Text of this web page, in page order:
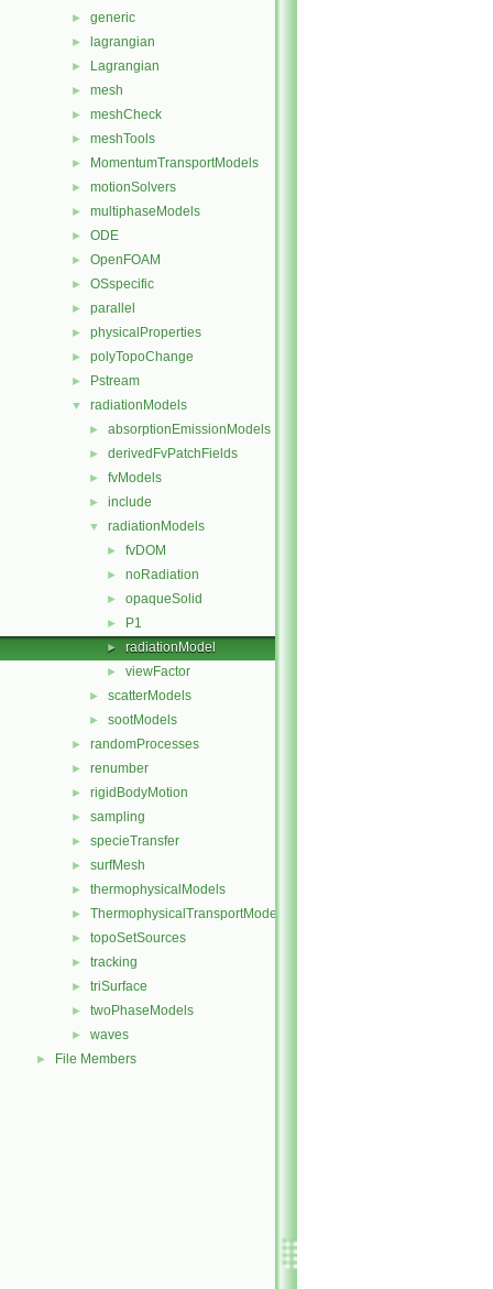
► generic
► lagrangian
► Lagrangian
► mesh
► meshCheck
► meshTools
► MomentumTransportModels
► motionSolvers
► multiphaseModels
► ODE
► OpenFOAM
► OSspecific
► parallel
► physicalProperties
► polyTopoChange
► Pstream
▼ radiationModels
► absorptionEmissionModels
► derivedFvPatchFields
► fvModels
► include
▼ radiationModels
► fvDOM
► noRadiation
► opaqueSolid
► P1
► radiationModel
► viewFactor
► scatterModels
► sootModels
► randomProcesses
► renumber
► rigidBodyMotion
► sampling
► specieTransfer
► surfMesh
► thermophysicalModels
► ThermophysicalTransportModels
► topoSetSources
► tracking
► triSurface
► twoPhaseModels
► waves
► File Members